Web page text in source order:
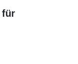
für